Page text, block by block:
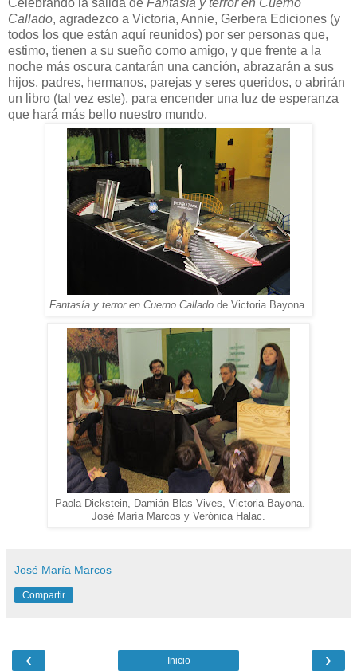
Callado, agradezco a Victoria, Annie, Gerbera Ediciones (y
todos los que están aquí reunidos) por ser personas que,
estimo, tienen a su sueño como amigo, y que frente a la
noche más oscura cantarán una canción, abrazarán a sus
hijos, padres, hermanos, parejas y seres queridos, o abrirán
un libro (tal vez este), para encender una luz de esperanza
que hará más bello nuestro mundo.
Fantasía y terror en Cuerno Callado de Victoria Bayona.
Paola Dickstein, Damián Blas Vives, Victoria Bayona.
José María Marcos y Verónica Halac.
José María Marcos
Compartir
‹ ›
Inicio